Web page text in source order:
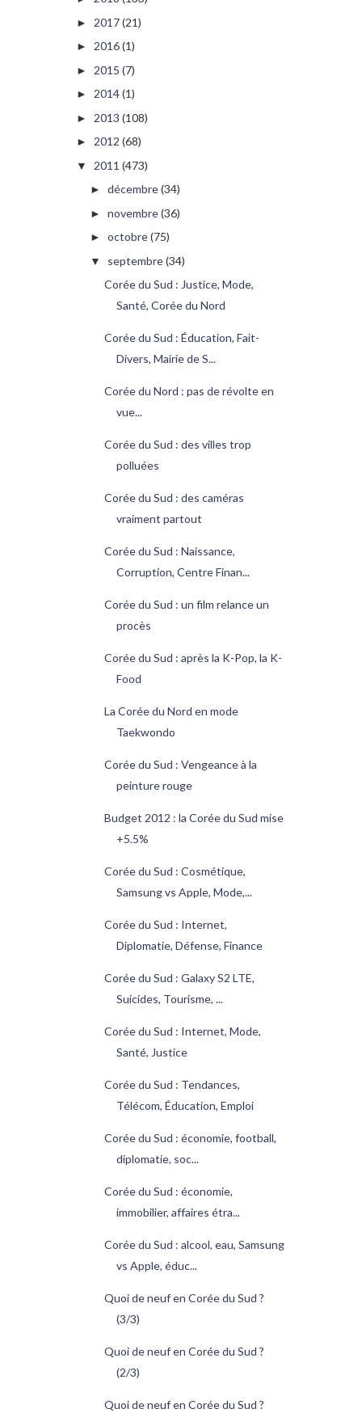
► 2017(21)
► 2016(1)
► 2015 (7)
► 2014(1)
► 2013 (108)
► 2012 (68)
▼ 2011 (473)
► décembre(34)
► novembre(36)
► octobre(75)
▼ septembre(34)
Corée du Sud : Justice, Mode,
Santé, Corée du Nord
Corée du Sud : Éducation, Fait-
Divers, Mairie de S...
Corée du Nord : pas de révolte en
vue...
Corée du Sud : des villes trop
polluées
Corée du Sud : des caméras
vraiment partout
Corée du Sud : Naissance,
Corruption, Centre Finan...
Corée du Sud : un film relance un
procès
Corée du Sud : après la K-Pop, la K-
Food
La Corée du Nord en mode
Taekwondo
Corée du Sud : Vengeance à la
peinture rouge
Budget 2012 : la Corée du Sud mise
+5.5%
Corée du Sud : Cosmétique,
Samsung vs Apple, Mode,...
Corée du Sud : Internet,
Diplomatie, Défense, Finance
Corée du Sud : Galaxy S2 LTE,
Suicides, Tourisme, ...
Corée du Sud : Internet, Mode,
Santé, Justice
Corée du Sud : Tendances,
Télécom, Éducation, Emploi
Corée du Sud : économie, football,
diplomatie, soc...
Corée du Sud : économie,
immobilier, affaires étra...
Corée du Sud : alcool, eau, Samsung
vs Apple, éduc...
Quoi de neuf en Corée du Sud ?
(3/3)
Quoi de neuf en Corée du Sud ?
(2/3)
Quoi de neuf en Corée du Sud ?